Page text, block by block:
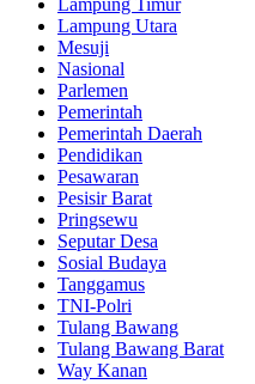
Lampung Timur
Lampung Utara
Mesuji
Nasional
Parlemen
Pemerintah
Pemerintah Daerah
Pendidikan
Pesawaran
Pesisir Barat
Pringsewu
Seputar Desa
Sosial Budaya
Tanggamus
TNI-Polri
Tulang Bawang
Tulang Bawang Barat
Way Kanan